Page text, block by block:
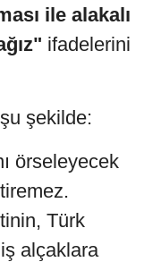
ile alakalı
ifadelerini
şekilde:
örseleyecek
Türk
alçaklara